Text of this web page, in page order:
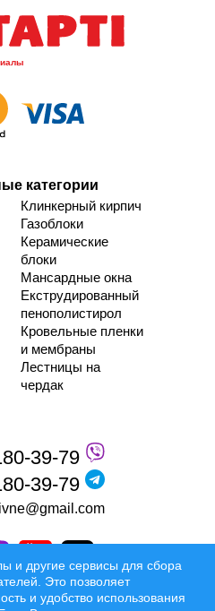
категории
Клинкерный кирпич
Газоблоки
Керамические
блоки
Мансардные окна
Екструдированный
пенополистирол
Кровельные пленки
и мембраны
Лестницы на
чердак
39-79
39-79
и другие сервисы для сбора
Это позволяет
и удобство использования